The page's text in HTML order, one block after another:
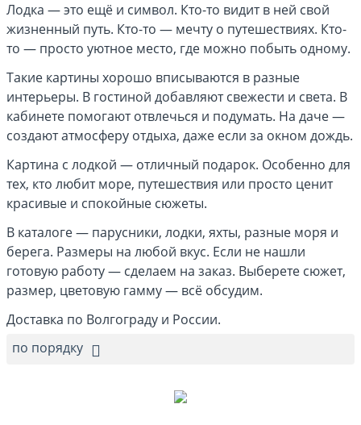
Лодка — это ещё и символ. Кто-то видит в ней свой
жизненный путь. Кто-то — мечту о путешествиях. Кто-
то — просто уютное место, где можно побыть одному.
Такие картины хорошо вписываются в разные
интерьеры. В гостиной добавляют свежести и света. В
кабинете помогают отвлечься и подумать. На даче —
создают атмосферу отдыха, даже если за окном дождь.
Картина с лодкой — отличный подарок. Особенно для
тех, кто любит море, путешествия или просто ценит
красивые и спокойные сюжеты.
В каталоге — парусники, лодки, яхты, разные моря и
берега. Размеры на любой вкус. Если не нашли
готовую работу — сделаем на заказ. Выберете сюжет,
размер, цветовую гамму — всё обсудим.
Доставка по Волгограду и России.
по порядку